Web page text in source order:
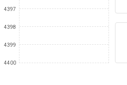
4397
4398
4399
4400